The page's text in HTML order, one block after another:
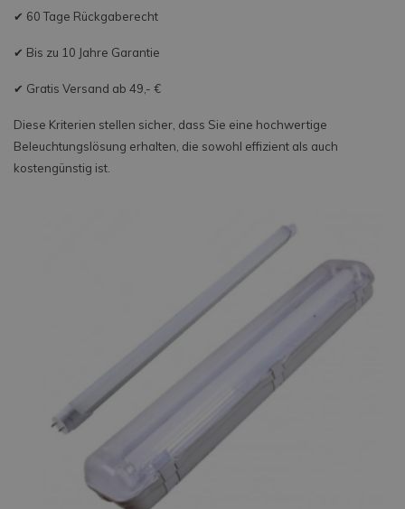
✔ 60 Tage Rückgaberecht
✔ Bis zu 10 Jahre Garantie
✔ Gratis Versand ab 49,- €
Diese Kriterien stellen sicher, dass Sie eine hochwertige
Beleuchtungslösung erhalten, die sowohl effizient als auch
kostengünstig ist.